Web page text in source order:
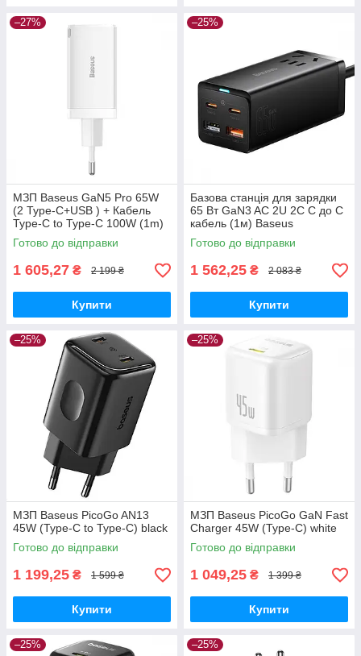
–27%
МЗП Baseus GaN5 Pro 65W
(2 Type-С+USB ) + Кабель
Type-C to Type-C 100W (1m)
white
Готово до відправки
1 605,27 ₴ 2 199 ₴
Купити
–25%
Базова станція для зарядки
65 Вт GaN3 AC 2U 2C C до C
кабель (1м) Baseus
(PSZM000001) Чорний
Готово до відправки
1 562,25 ₴ 2 083 ₴
Купити
–25%
МЗП Baseus PicoGo AN13
45W (Type-C to Type-C) black
Готово до відправки
1 199,25 ₴ 1 599 ₴
Купити
–25%
МЗП Baseus PicoGo GaN Fast
Charger 45W (Type-C) white
Готово до відправки
1 049,25 ₴ 1 399 ₴
Купити
–25% –25%